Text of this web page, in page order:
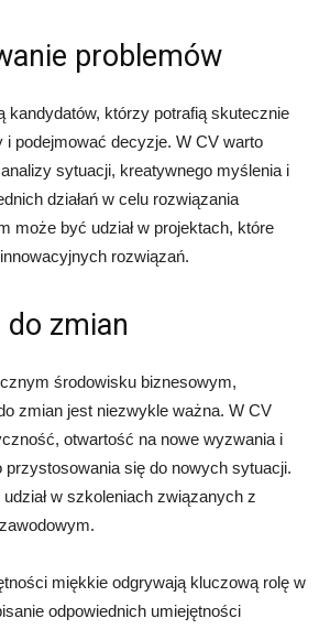
problemów
kandydatów, którzy potrafią skutecznie
i podejmować decyzje. W CV warto
sytuacji, kreatywnego myślenia i
działań w celu rozwiązania
może być udział w projektach, które
rozwiązań.
zmian
środowisku biznesowym,
zmian jest niezwykle ważna. W CV
otwartość na nowe wyzwania i
się do nowych sytuacji.
w szkoleniach związanych z
miękkie odgrywają kluczową rolę w
odpowiednich umiejętności